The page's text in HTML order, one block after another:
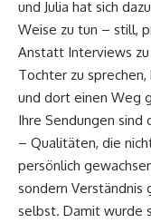
und Julia hat sich
Weise zu tun – still,
Anstatt Interviews
Tochter zu
und dort einen Weg
Ihre Sendungen
– Qualitäten, die
persönlich
sondern Verständnis
selbst. Damit wurde